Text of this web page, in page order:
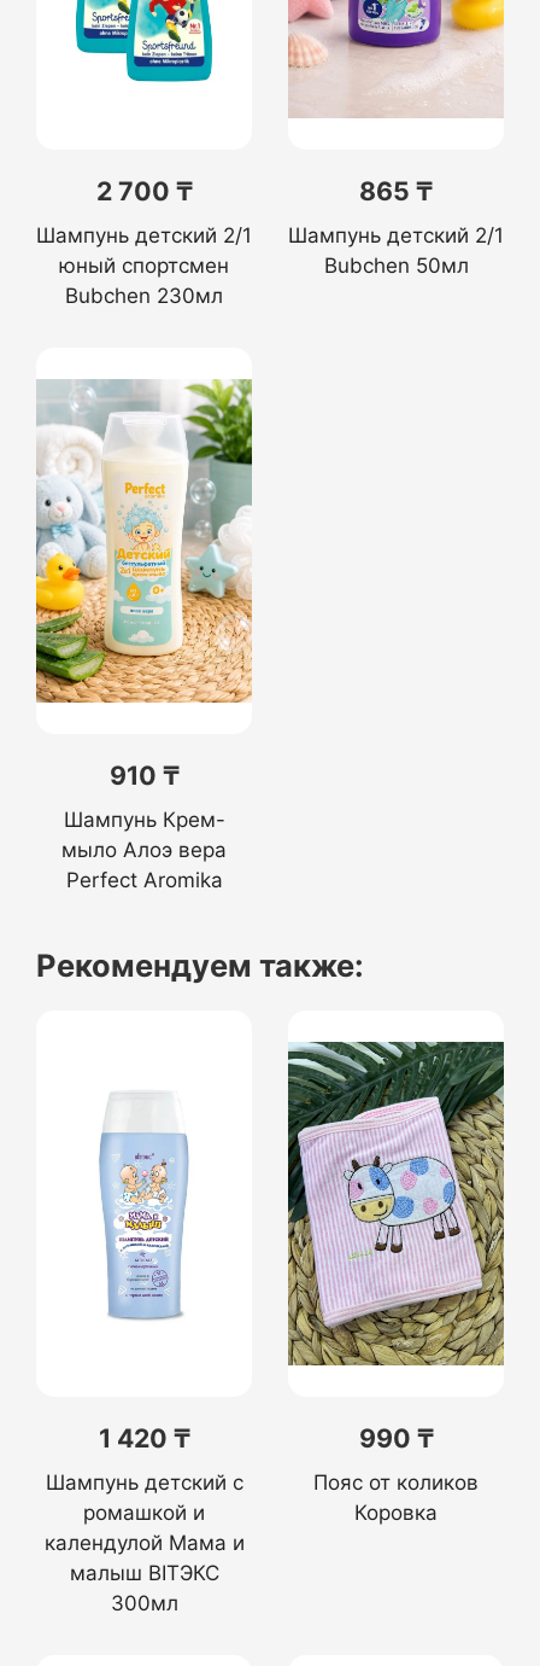
2 700 ₸
Шампунь детский 2/1
юный спортсмен
Bubchen 230мл
865 ₸
Шампунь детский 2/1
Bubchen 50мл
910 ₸
Шампунь Крем-
мыло Алоэ вера
Perfect Aromika
Рекомендуем также:
1 420 ₸
Шампунь детский с
ромашкой и
календулой Мама и
малыш BITЭКС
300мл
990 ₸
Пояс от коликов
Коровка